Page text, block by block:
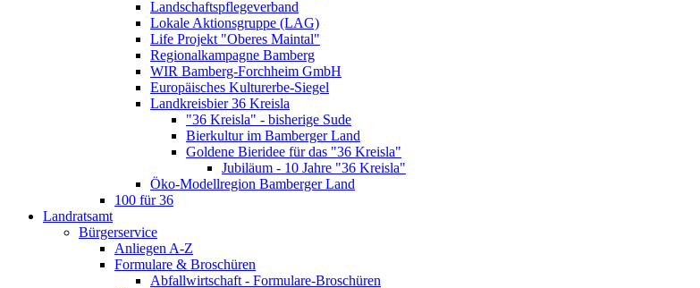
Landschaftspflegeverband
Lokale Aktionsgruppe (LAG)
Life Projekt "Oberes Maintal"
Regionalkampagne Bamberg
WIR Bamberg-Forchheim GmbH
Europäisches Kulturerbe-Siegel
Landkreisbier 36 Kreisla
"36 Kreisla" - bisherige Sude
Bierkultur im Bamberger Land
Goldene Bieridee für das "36 Kreisla"
Jubiläum - 10 Jahre "36 Kreisla"
Öko-Modellregion Bamberger Land
100 für 36
Landratsamt
Bürgerservice
Anliegen A-Z
Formulare & Broschüren
Abfallwirtschaft - Formulare-Broschüren